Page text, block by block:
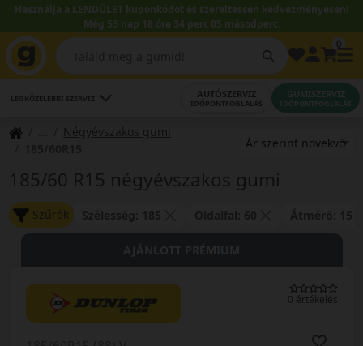
Használja a LENDÜLET kuponkódot és szereltessen kedvezményesen!
Még 53 nap 18 óra 34 perc 04 másodperc.
LEGKÖZELEBBI SZERVIZ AUTÓSZERVIZ
IDŐPONTFOGLALÁS
GUMISZERVIZ
IDŐPONTFOGLALÁS
Négyévszakos gumi
185/60 R15 négyévszakos gumi
Szűrők
0 értékelés